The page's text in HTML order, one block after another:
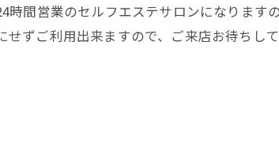
時間営業のセルフエステサロンになります
せずご利用出来ますので、ご来店お待ちし